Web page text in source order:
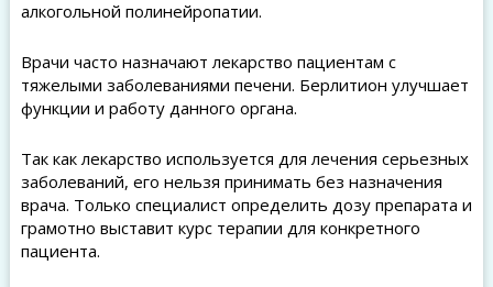
алкогольной полинейропатии.
Врачи часто назначают лекарство пациентам с
тяжелыми заболеваниями печени. Берлитион улучшает
функции и работу данного органа.
Так как лекарство используется для лечения серьезных
заболеваний, его нельзя принимать без назначения
врача. Только специалист определить дозу препарата и
грамотно выставит курс терапии для конкретного
пациента.